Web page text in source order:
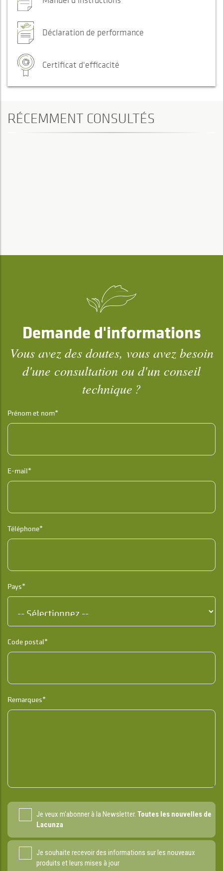
Déclaration de performance
Certificat d'efficacité
RÉCEMMENT CONSULTÉS
Demande d'informations
Vous avez des doutes, vous avez besoin
d'une consultation ou d'un conseil
technique ?
Prénom et nom*
E-mail*
Téléphone*
Pays*
Code postal*
Remarques*
Je veux m'abonner à la Newsletter. Toutes les nouvelles de
Lacunza
Je souhaite recevoir des informations sur les nouveaux
produits et leurs mises à jour